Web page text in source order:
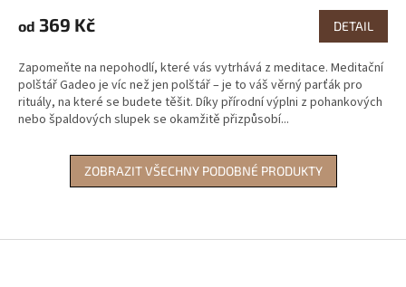
produktu
je
z
5
hvězdiček.
od 369 Kč DETAIL
Zapomeňte na nepohodlí, které vás vytrhává z meditace. Meditační
polštář Gadeo je víc než jen polštář – je to váš věrný parťák pro
rituály, na které se budete těšit. Díky přírodní výplni z pohankových
nebo špaldových slupek se okamžitě přizpůsobí...
ZOBRAZIT VŠECHNY PODOBNÉ PRODUKTY